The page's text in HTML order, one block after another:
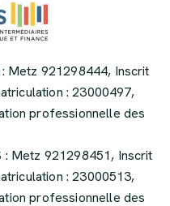
Metz 921298444, Inscrit
: 23000497,
professionnelle des
: Metz 921298451, Inscrit
: 23000513,
professionnelle des